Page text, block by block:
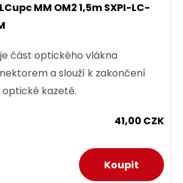
MM OM2 1,5m SXPI-LC-
část optického vlákna
a slouží k zakončení
kazetě.
41,00 CZK